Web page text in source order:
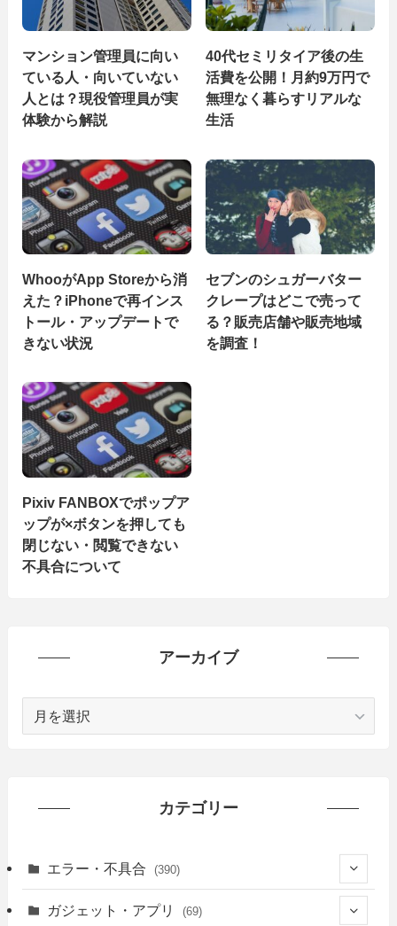
マンション管理員に向い
ている人・向いていない
人とは？現役管理員が実
体験から解説
40代セミリタイア後の生
活費を公開！月約9万円で
無理なく暮らすリアルな
生活
WhooがApp Storeから消
えた？iPhoneで再インス
トール・アップデートで
きない状況
セブンのシュガーバター
クレープはどこで売って
る？販売店舗や販売地域
を調査！
Pixiv FANBOXでポップア
ップが×ボタンを押しても
閉じない・閲覧できない
不具合について
アーカイブ
カテゴリー
エラー・不具合 (390)
(6)
ガジェット・アプリ (69)